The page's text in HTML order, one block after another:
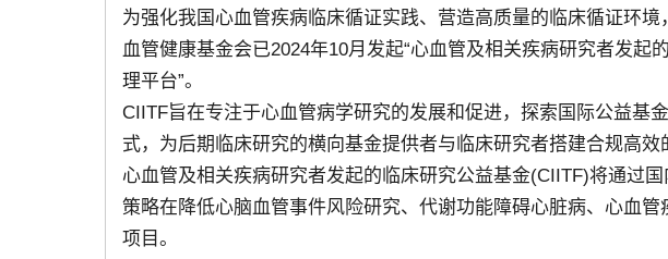
为强化我国心血管疾病临床循证实践、营造高质量的临床循证环
血管健康基金会已2024年10月发起“心血管及相关疾病研究者发
理平台”。
CIITF旨在专注于心血管病学研究的发展和促进，探索国际公益基
式，为后期临床研究的横向基金提供者与临床研究者搭建合规高效
心血管及相关疾病研究者发起的临床研究公益基金(CIITF)将通过
策略在降低心脑血管事件风险研究、代谢功能障碍心脏病、心血
项目。